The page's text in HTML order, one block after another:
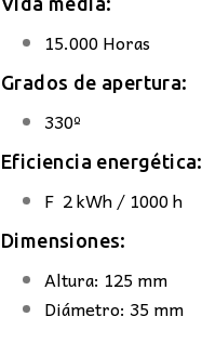
15.000 Horas
Grados de apertura:
330º
Eficiencia energética:
F 2 kWh / 1000 h
Dimensiones:
Altura: 125 mm
Diámetro: 35 mm